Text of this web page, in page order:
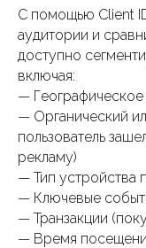
С помощью Client
аудитории и
доступно
включая:
—
— Органический
пользователь
рекламу)
— Тип устройства
— Ключевые
— Транзакции
— Время